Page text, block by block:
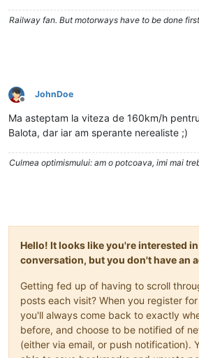
Railway fan. But motorways have to be done
Deconectat
JohnDoe
Ma asteptam la viteza de 160km/h
Balota, dar iar am sperante nerealiste ;)
Culmea optimismului: am o potcoava, imi mai
Hello! It looks like you're interested
conversation, but you don't have an
Getting fed up of having to scroll
posts each visit? When you register
you'll always come back to exactly
before, and choose to be notified of
(either via email, or push notification).